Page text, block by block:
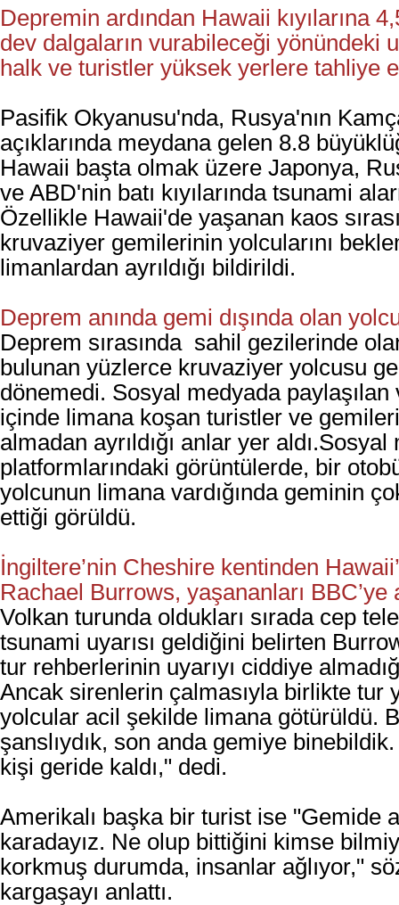
Depremin ardından Hawaii kıyılarına
dev dalgaların vurabileceği yönündeki
halk ve turistler yüksek yerlere tahliye
Pasifik Okyanusu'nda, Rusya'nın
açıklarında meydana gelen 8.8
Hawaii başta olmak üzere Japonya,
ve ABD'nin batı kıyılarında tsunami
Özellikle Hawaii'de yaşanan kaos
kruvaziyer gemilerinin yolcularını
limanlardan ayrıldığı bildirildi.
Deprem anında gemi dışında olan
Deprem sırasında sahil gezilerinde
bulunan yüzlerce kruvaziyer yolcusu
dönemedi. Sosyal medyada
içinde limana koşan turistler ve
almadan ayrıldığı anlar yer aldı.Sosyal
platformlarındaki görüntülerde, bir
yolcunun limana vardığında geminin
ettiği görüldü.
İngiltere’nin Cheshire kentinden
Rachael Burrows, yaşananları BBC’ye
Volkan turunda oldukları sırada cep
tsunami uyarısı geldiğini belirten
tur rehberlerinin uyarıyı ciddiye
Ancak sirenlerin çalmasıyla birlikte tur
yolcular acil şekilde limana götürüldü.
şanslıydık, son anda gemiye
kişi geride kaldı," dedi.
Amerikalı başka bir turist ise "Gemide
karadayız. Ne olup bittiğini kimse
korkmuş durumda, insanlar ağlıyor,"
kargaşayı anlattı.